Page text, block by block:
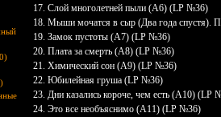
17. Слой многолетней пыли (А6) (LP №36)
18. Мыши мочатся в сыр (Два года спустя).
19. Замок пустоты (А7) (LP №36)
20. Плата за смерть (А8) (LP №36)
21. Химический сон (А9) (LP №36)
22. Юбилейная груша (LP №36)
23. Дни казались короче, чем есть (А10) (LP
24. Это все необъяснимо (А11) (LP №36)